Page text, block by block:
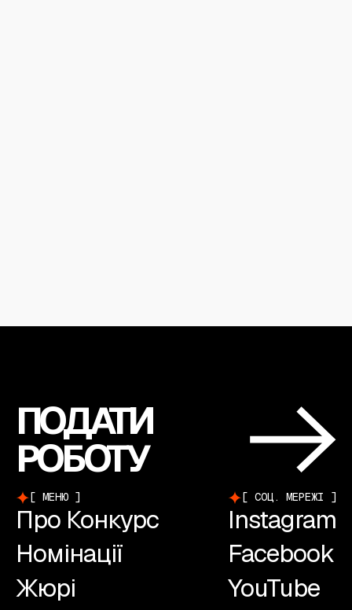
ПОДАТИ
РОБОТУ
МЕНЮ
Про Конкурс
Номінації
Жюрі
СОЦ. МЕРЕЖІ
Instagram
Facebook
YouTube